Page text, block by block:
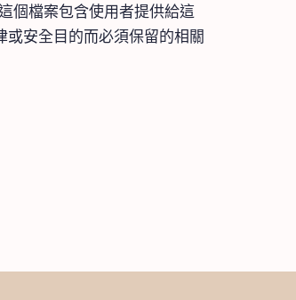
個檔案包含使用者提供給這
安全目的而必須保留的相關